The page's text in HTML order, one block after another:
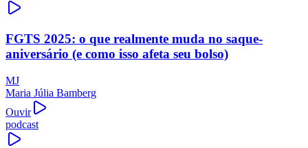
FGTS 2025: o que realmente muda no saque-
aniversário (e como isso afeta seu bolso)
MJ
Maria Júlia Bamberg
Ouvir
podcast